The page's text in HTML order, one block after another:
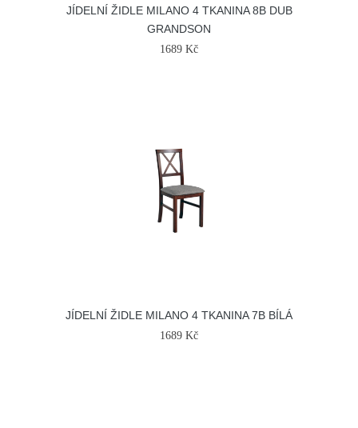
JÍDELNÍ ŽIDLE MILANO 4 TKANINA 8B DUB
GRANDSON
1689 Kč
JÍDELNÍ ŽIDLE MILANO 4 TKANINA 7B BÍLÁ
1689 Kč